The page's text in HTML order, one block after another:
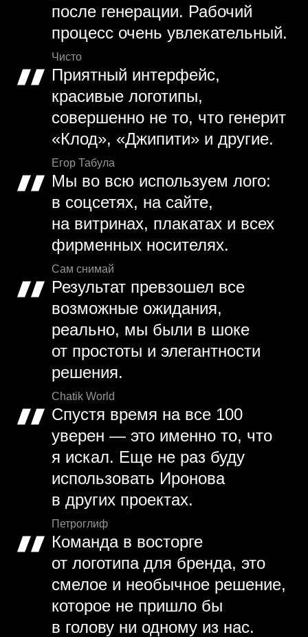
после генерации. Рабочий
процесс очень увлекательный.
Чисто
Приятный интерфейс,
красивые логотипы,
совершенно не то, что генерит
«Клод», «Джипити» и другие.
Егор Табула
Мы во всю используем лого:
в соцсетях, на сайте,
на витринах, плакатах и всех
фирменных носителях.
Сам снимай
Результат превзошел все
возможные ожидания,
реально, мы были в шоке
от простоты и элегантности
решения.
Chatik World
Спустя время на все 100
уверен — это именно то, что
я искал. Еще не раз буду
использовать Иронова
в других проектах.
Петроглиф
Команда в восторге
от логотипа для бренда, это
смелое и необычное решение,
которое не пришло бы
в голову ни одному из нас.